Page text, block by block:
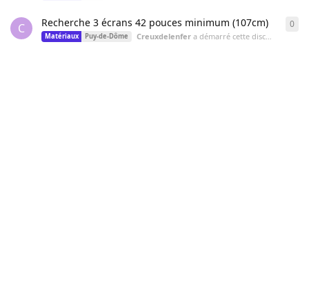
C Recherche 3 écrans 42 pouces minimum (107cm)
Matériaux Puy-de-Dôme Creuxdelenfera démarré cette discussion
0